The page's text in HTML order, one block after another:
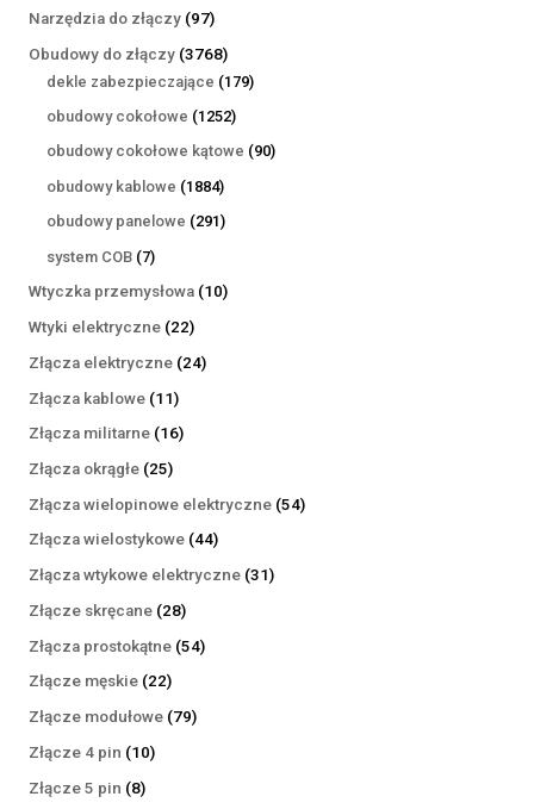
Narzędzia do złączy 9797
produktów
Obudowy do złączy 37683768
produktów
dekle zabezpieczające 179179
obudowy cokołowe 12521252
produkty
obudowy cokołowe kątowe 9090
obudowy kablowe 18841884
produkty
obudowy panelowe 291291
system COB 77
produktów
Wtyczka przemysłowa 1010
Wtyki elektryczne 2222
produkty
Złącza elektryczne 2424
Złącza kablowe 1111
produktów
Złącza militarne 1616
Złącza okrągłe 2525
produktów
Złącza wielopinowe elektryczne 5454
Złącza wielostykowe 4444
produkty
Złącza wtykowe elektryczne 3131
Złącze skręcane 2828
produktów
Złącza prostokątne 5454
Złącze męskie 2222
produkty
Złącze modułowe 7979
Złącze 4 pin 1010
Złącze 5 pin 88